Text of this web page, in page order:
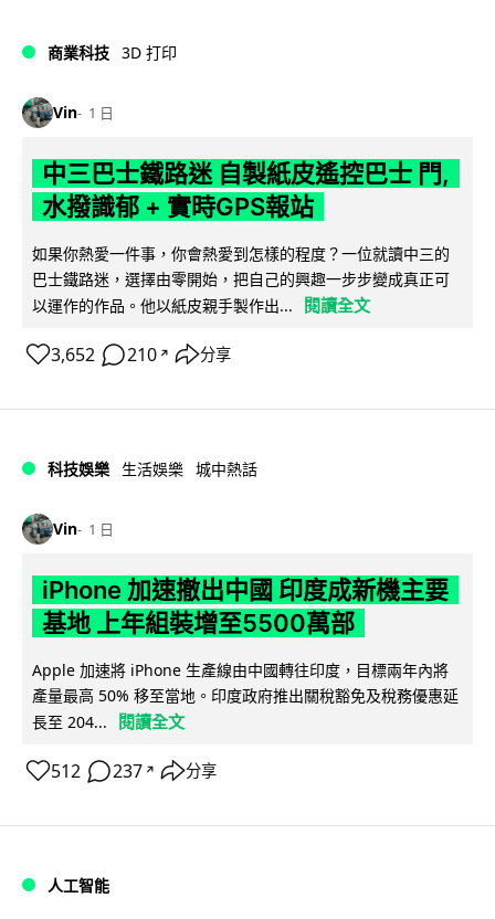
商業科技 3D 打印
Vin 1 日
中三巴士鐵路迷 自製紙皮遙控巴士 門,
水撥識郁 + 實時GPS報站
如果你熱愛一件事，你會熱愛到怎樣的程度？一位就讀中三的
巴士鐵路迷，選擇由零開始，把自己的興趣一步步變成真正可
以運作的作品。他以紙皮親手製作出...
閱讀全文
3,652 210 ↗ 分享
科技娛樂 生活娛樂 城中熱話
Vin 1 日
iPhone 加速撤出中國 印度成新機主要
基地 上年組裝增至5500萬部
Apple 加速將 iPhone 生產線由中國轉往印度，目標兩年內將
產量最高 50% 移至當地。印度政府推出關稅豁免及稅務優惠延
長至 204...
閱讀全文
512 237 ↗ 分享
人工智能